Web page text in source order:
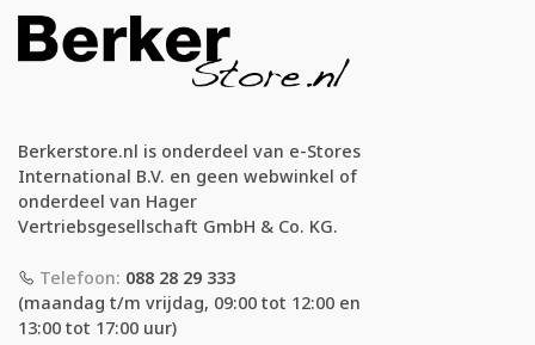
Berkerstore.nl is onderdeel van e-Stores
International B.V. en geen webwinkel of
onderdeel van Hager
Vertriebsgesellschaft GmbH & Co. KG.
Telefoon: 088 28 29 333
(maandag t/m vrijdag, 09:00 tot 12:00 en
13:00 tot 17:00 uur)